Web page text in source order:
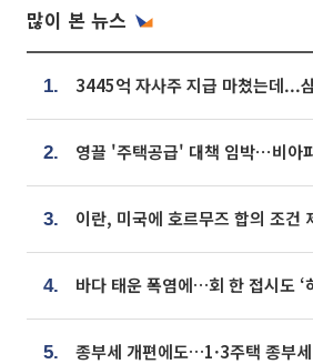
많이 본 뉴스
1.
2.
3.
4. 바다 태운 폭염에…회 한 접시도 ‘
5.